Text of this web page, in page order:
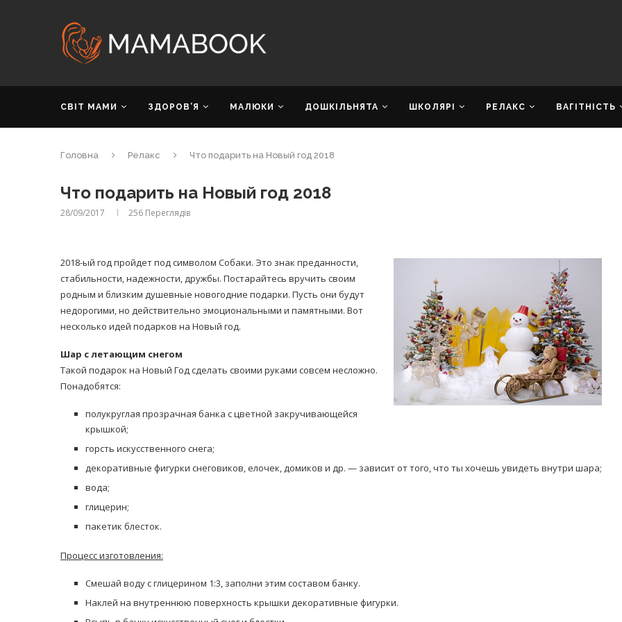
СВІТ МАМИ ЗДОРОВ’Я МАЛЮКИ ДОШКІЛЬНЯТА ШКОЛЯРІ РЕЛАКС ВАГІТНІСТЬ
Головна Релакс Что подарить на Новый год 2018
Что подарить на Новый год 2018
28/09/2017 256 Переглядів
2018-ый год пройдет под символом Собаки. Это знак преданности,
стабильности, надежности, дружбы. Постарайтесь вручить своим
родным и близким душевные новогодние подарки. Пусть они будут
недорогими, но действительно эмоциональными и памятными. Вот
несколько идей подарков на Новый год.
Шар с летающим снегом
Такой подарок на Новый Год сделать своими руками совсем несложно.
Понадобятся:
полукруглая прозрачная банка с цветной закручивающейся
крышкой;
горсть искусственного снега;
декоративные фигурки снеговиков, елочек, домиков и др. — зависит от того, что ты хочешь увидеть внутри шара;
вода;
глицерин;
пакетик блесток.
Процесс изготовления:
Смешай воду с глицерином 1:3, заполни этим составом банку.
Наклей на внутреннюю поверхность крышки декоративные фигурки.
принимать
14/Бер/2020
08/Січ/2021